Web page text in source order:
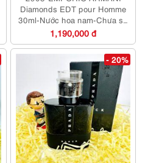
Diamonds EDT pour Homme
30ml-Nước hoa nam-Chưa sử
dụng
1,190,000 đ
- 20%